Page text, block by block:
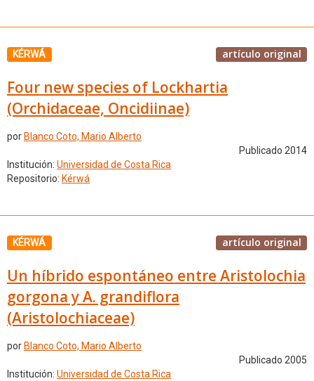
KÉRWÁ artículo original
Four new species of Lockhartia
(Orchidaceae, Oncidiinae)
por Blanco Coto, Mario Alberto
Publicado 2014
Institución: Universidad de Costa Rica
Repositorio: Kérwá
KÉRWÁ artículo original
Un híbrido espontáneo entre Aristolochia
gorgona y A. grandiflora
(Aristolochiaceae)
por Blanco Coto, Mario Alberto
Publicado 2005
Institución: Universidad de Costa Rica